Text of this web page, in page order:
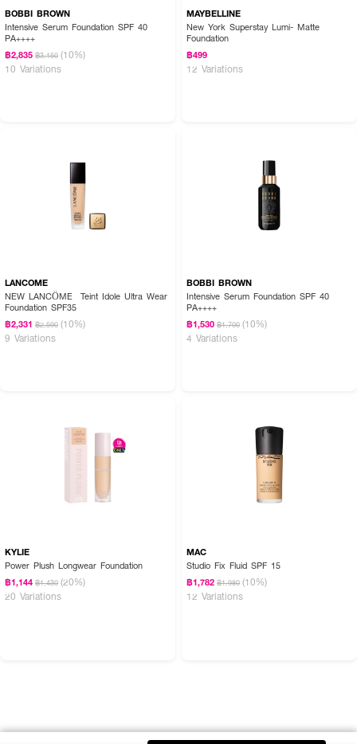
BOBBI BROWN
Intensive Serum Foundation SPF 40
PA++++
฿2,835 ฿3,150 (10%)
10 Variations
MAYBELLINE
New York Superstay Lumi- Matte
Foundation
฿499
12 Variations
LANCOME
NEW LANCÔME Teint Idole Ultra Wear
Foundation SPF35
฿2,331 ฿2,590 (10%)
9 Variations
BOBBI BROWN
Intensive Serum Foundation SPF 40
PA++++
฿1,530 ฿1,700 (10%)
4 Variations
KYLIE
Power Plush Longwear Foundation
฿1,144 ฿1,430 (20%)
20 Variations
MAC
Studio Fix Fluid SPF 15
฿1,782 ฿1,980 (10%)
12 Variations